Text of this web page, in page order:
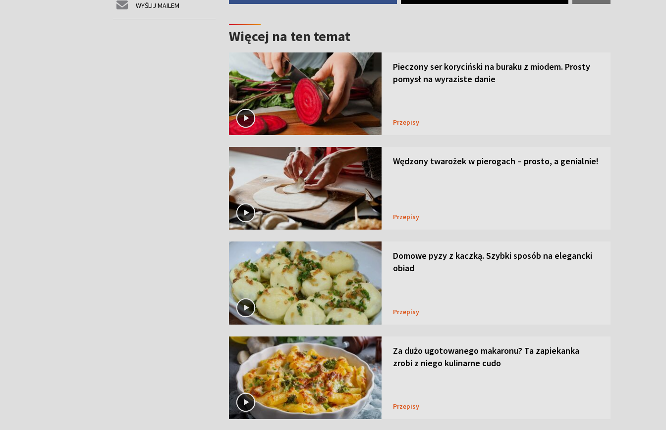
WYŚLIJ MAILEM
Więcej na ten temat
Pieczony ser koryciński na buraku z miodem. Prosty
pomysł na wyraziste danie
Przepisy
Wędzony twarożek w pierogach – prosto, a genialnie!
Przepisy
Domowe pyzy z kaczką. Szybki sposób na elegancki
obiad
Przepisy
Za dużo ugotowanego makaronu? Ta zapiekanka
zrobi z niego kulinarne cudo
Przepisy